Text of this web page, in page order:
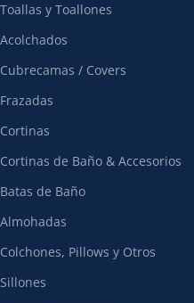
Toallas y Toallones
Acolchados
Cubrecamas / Covers
Frazadas
Cortinas
Cortinas de Baño & Accesorios
Batas de Baño
Almohadas
Colchones, Pillows y Otros
Sillones